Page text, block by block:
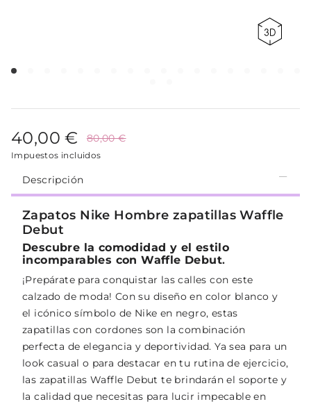
40,00 € 80,00 €
Impuestos incluidos
Descripción
Zapatos Nike Hombre zapatillas Waffle
Debut
Descubre la comodidad y el estilo
incomparables con Waffle Debut.
¡Prepárate para conquistar las calles con este
calzado de moda! Con su diseño en color blanco y
el icónico símbolo de Nike en negro, estas
zapatillas con cordones son la combinación
perfecta de elegancia y deportividad. Ya sea para un
look casual o para destacar en tu rutina de ejercicio,
las zapatillas Waffle Debut te brindarán el soporte y
la calidad que necesitas para lucir impecable en